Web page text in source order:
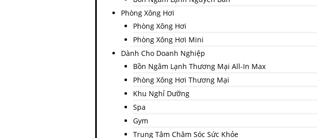
Phòng Xông Hơi
Phòng Xông Hơi
Phòng Xông Hơi Mini
Dành Cho Doanh Nghiệp
Bồn Ngâm Lạnh Thương Mại All-In Max
Phòng Xông Hơi Thương Mại
Khu Nghỉ Dưỡng
Spa
Gym
Trung Tâm Chăm Sóc Sức Khỏe